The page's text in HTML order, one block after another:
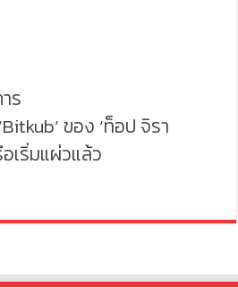
ร
ของ ‘ท็อป จิรา
เริ่มแผ่วแล้ว